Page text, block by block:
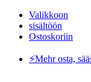
Valikkoon
sisältöön
Ostoskoriin
⚡️Mehr osta,